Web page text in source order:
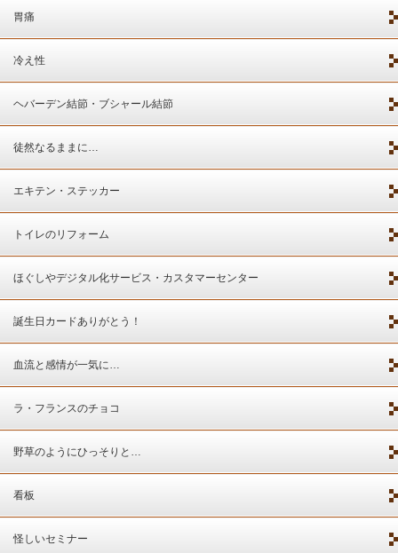
胃痛
冷え性
ヘバーデン結節・ブシャール結節
徒然なるままに…
エキテン・ステッカー
トイレのリフォーム
ほぐしやデジタル化サービス・カスタマーセンター
誕生日カードありがとう！
血流と感情が一気に…
ラ・フランスのチョコ
野草のようにひっそりと…
看板
怪しいセミナー